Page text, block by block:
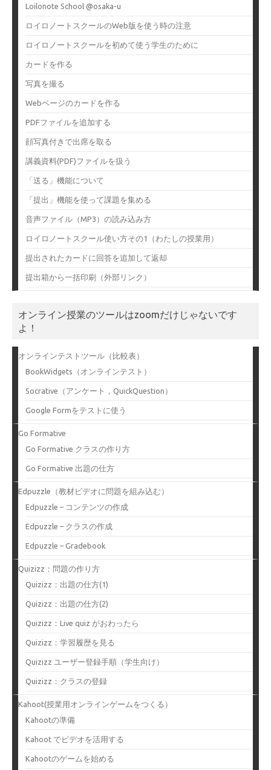
Loilonote School @osaka-u
ロイロノートスクールのWeb版を使う時の注意
ロイロノートスクールを初めて使う学生のために
カードを作る
写真を撮る
Webページのカードを作る
PDFファイルを追加する
顔写真付きで出席を取る
講義資料(PDF)ファイルを扱う
「送る」機能について
「提出」機能を使って課題を集める
音声ファイル（MP3）の読み込み方
ロイロノートスクール使い方その1（わたしの授業用）
提出されたカードに回答を追加して返却
提出箱から一括印刷（外部リンク）
オンライン授業のツールはzoomだけじゃないです
よ！
オンラインテストツール（比較表）
BookWidgets（オンラインテスト）
Socrative（アンケート，QuickQuestion）
Google Formをテストに使う
Go Formative
Go Formative クラスの作り方
Go Formative 出題の仕方
Edpuzzle（教材ビデオに問題を組み込む）
Edpuzzle – コンテンツの作成
Edpuzzle – クラスの作成
Edpuzzle – Gradebook
Quizizz：問題の作り方
Quizizz：出題の仕方(1)
Quizizz：出題の仕方(2)
Quizizz：Live quiz がおわったら
Quizizz：学習履歴を見る
Quizizz ユーザー登録手順（学生向け）
Quizizz：クラスの登録
Kahoot(授業用オンラインゲームをつくる）
Kahootの準備
Kahoot でビデオを活用する
Kahootのゲームを始める